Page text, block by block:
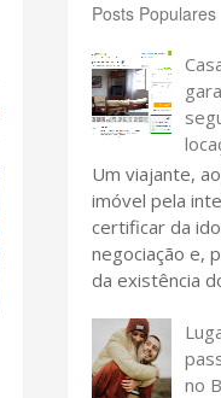
Posts Populares
Um viajante,
imóvel pela
certificar da
negociação e,
da existência
no